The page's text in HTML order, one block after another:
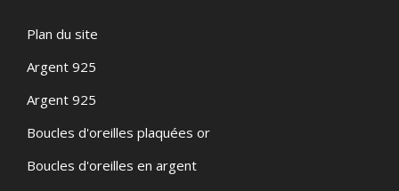
Plan du site
Argent 925
Argent 925
Boucles d'oreilles plaquées or
Boucles d'oreilles en argent